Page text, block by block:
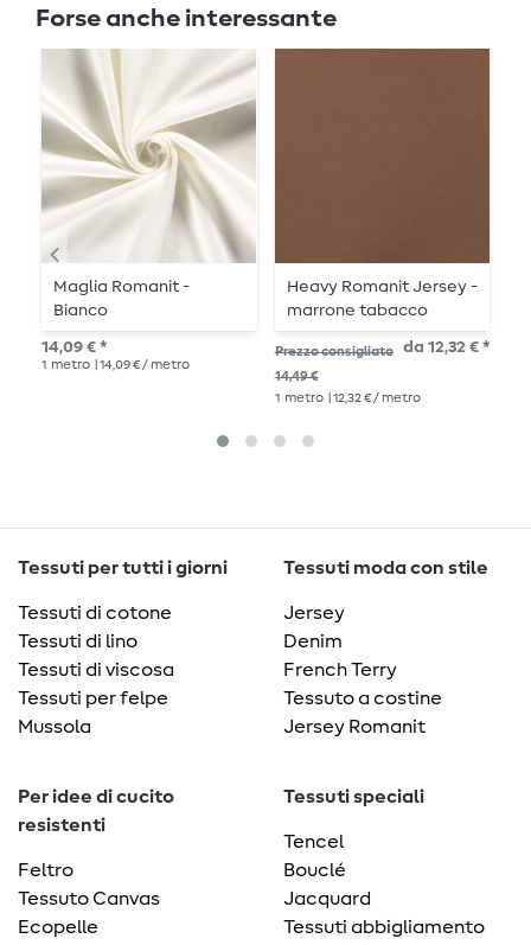
Forse anche interessante
Maglia Romanit -
Bianco
14,09 € *
1 metro | 14,09 € / metro
Heavy Romanit Jersey -
marrone tabacco
Prezzo consigliato
14,49 €
da 12,32 € *
1 metro | 12,32 € / metro
Tessuti per tutti i giorni
Tessuti di cotone
Tessuti di lino
Tessuti di viscosa
Tessuti per felpe
Mussola
Tessuti moda con stile
Jersey
Denim
French Terry
Tessuto a costine
Jersey Romanit
Per idee di cucito
resistenti
Feltro
Tessuto Canvas
Ecopelle
Tessuti speciali
Tencel
Bouclé
Jacquard
Tessuti abbigliamento